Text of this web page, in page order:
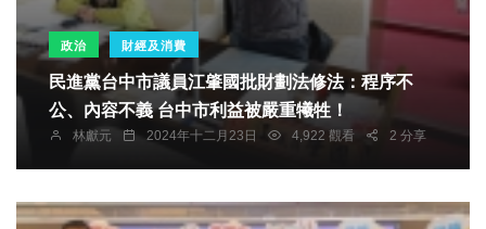
政治 財經及消費
民進黨台中市議員江肇國批財劃法修法：程序不
公、內容不義 台中市利益被嚴重犧牲！
林獻元 2024年十二月23日 4,922 觀看 2 分享